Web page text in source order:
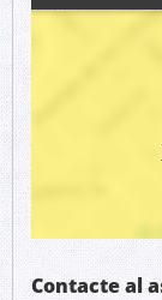
Contacte al